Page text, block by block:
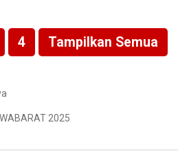
4 Tampilkan Semua
2025